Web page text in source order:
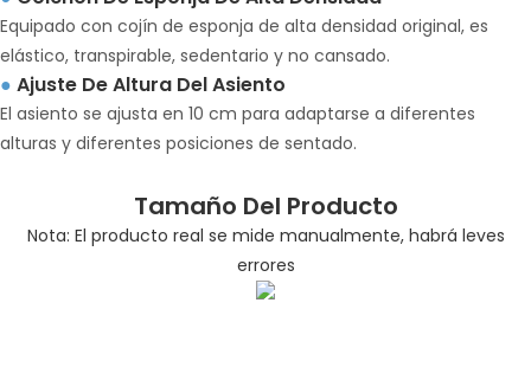
Equipado con cojín de esponja de alta densidad original, es
elástico, transpirable, sedentario y no cansado.
● Ajuste De Altura Del Asiento
El asiento se ajusta en 10 cm para adaptarse a diferentes
alturas y diferentes posiciones de sentado.
Tamaño Del Producto
Nota: El producto real se mide manualmente, habrá leves
errores